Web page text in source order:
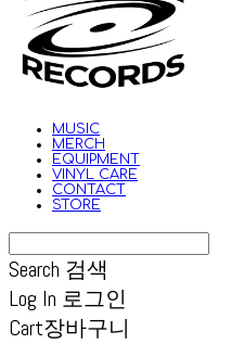
MUSIC
MERCH
EQUIPMENT
VINYL CARE
CONTACT
STORE
Search 검색
Log In 로그인
Cart장바구니